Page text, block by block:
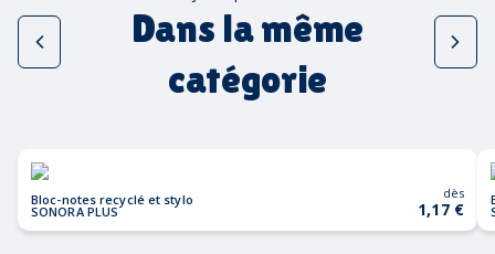
Dans la même
catégorie
Bloc-notes recyclé et stylo
SONORA PLUS
dès
1,17 €